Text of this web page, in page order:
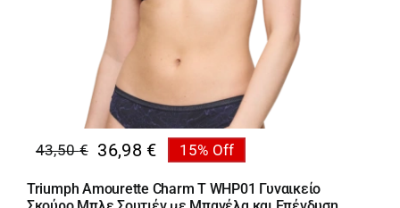
43,50€
Original
price
was:
36,98 €
Η
τρέχουσα
τιμή
15% Off
Triumph Amourette Charm T WHP01 Γυναικείο